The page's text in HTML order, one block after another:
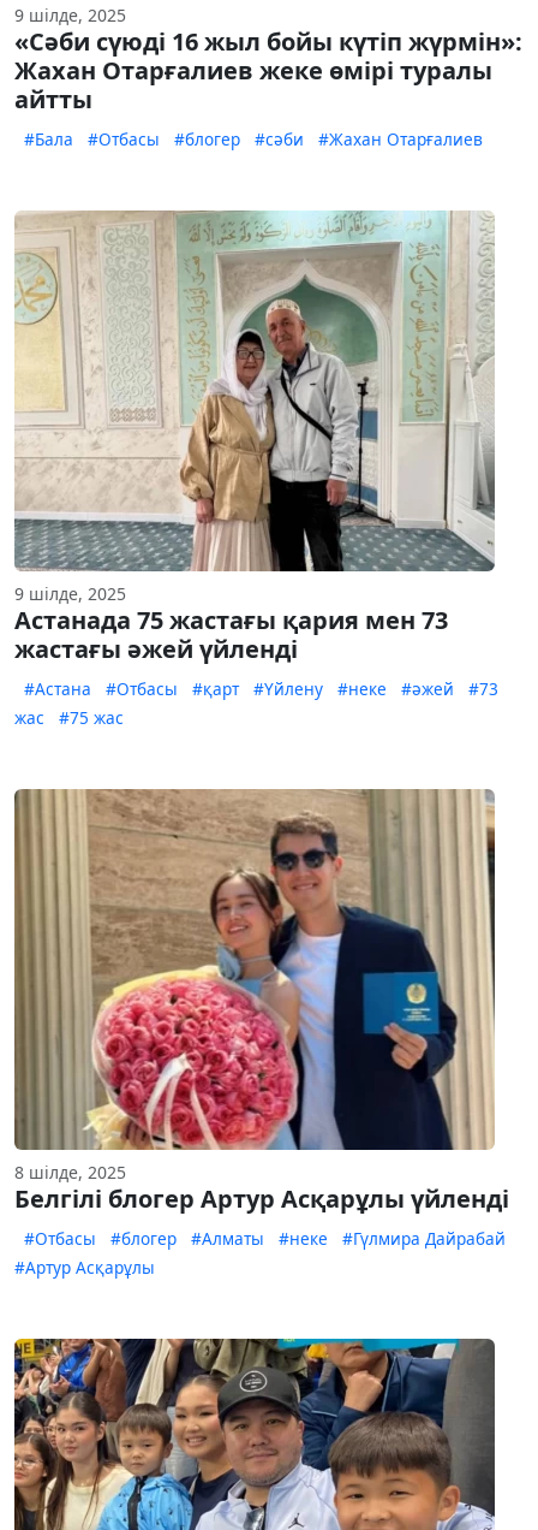
9 шілде, 2025
«Сәби сүюді 16 жыл бойы күтіп жүрмін»:
Жахан Отарғалиев жеке өмірі туралы
айтты
#Бала #Отбасы #блогер #сәби #Жахан Отарғалиев
9 шілде, 2025
Астанада 75 жастағы қария мен 73
жастағы әжей үйленді
#Астана #Отбасы #қарт #Үйлену #неке #әжей
#73
жас
#75 жас
8 шілде, 2025
Белгілі блогер Артур Асқарұлы үйленді
#Отбасы #блогер #Алматы #неке
#Гүлмира Дайрабай
#Артур Асқарұлы